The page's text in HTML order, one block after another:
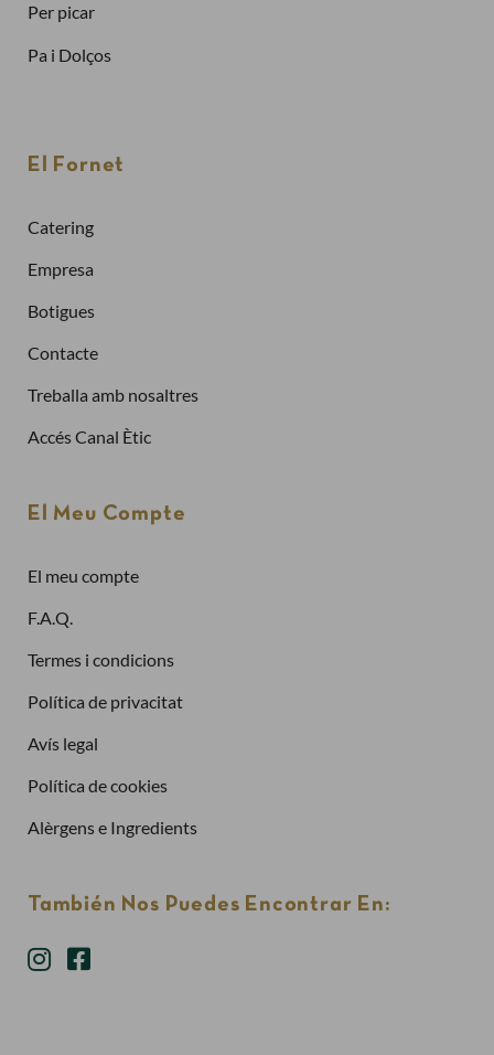
Per picar
Pa i Dolços
El Fornet
Catering
Empresa
Botigues
Contacte
Treballa amb nosaltres
Accés Canal Ètic
El Meu Compte
El meu compte
F.A.Q.
Termes i condicions
Política de privacitat
Avís legal
Política de cookies
Alèrgens e Ingredients
También Nos Puedes Encontrar En:
Sol·licitar la factura de les teves comandes
Contrasenya